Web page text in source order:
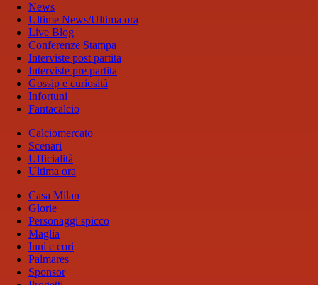
News
Ultime News/Ultima ora
Live Blog
Conferenze Stampa
Interviste post partita
Interviste pre partita
Gossip e curiosità
Infortuni
Fantacalcio
Calciomercato
Scenari
Ufficialità
Ultima ora
Casa Milan
Glorie
Personaggi spicco
Maglia
Inni e cori
Palmares
Sponsor